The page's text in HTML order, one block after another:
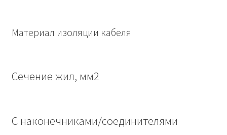
Материал изоляции кабеля
Сечение жил, мм2
С наконечниками/соединителями